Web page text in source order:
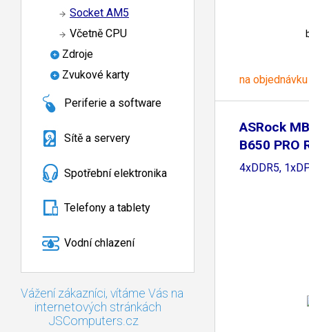
Socket AM5
Včetně CPU
Zdroje
Zvukové karty
Periferie a software
Sítě a servery
Spotřební elektronika
Telefony a tablety
Vodní chlazení
Vážení zákazníci, vítáme Vás na
internetových stránkách
JSComputers.cz
na objednávku
ASRock
B650 PRO
B650,
4xDDR5,